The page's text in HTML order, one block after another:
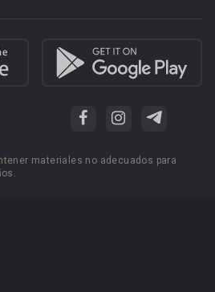
materiales no adecuados para